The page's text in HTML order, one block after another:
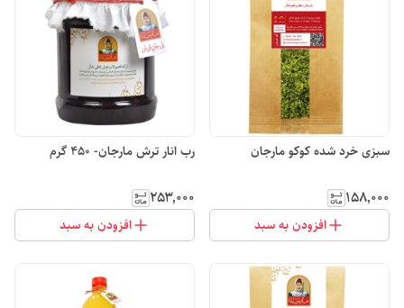
سبزی خرد شده کوکو مارجان
۱۵۸٬۰۰۰
افزودن به سبد
رب انار ترش مارجان- 450 گرم
۲۵۳٬۰۰۰
افزودن به سبد